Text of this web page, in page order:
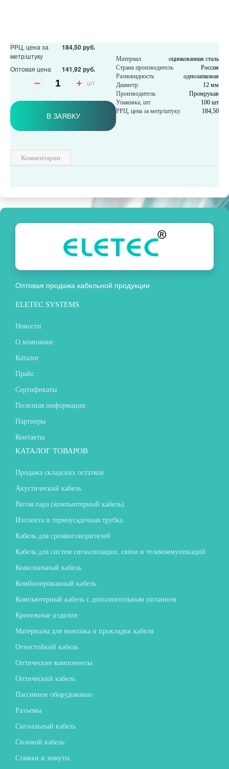
РРЦ, цена за
метр/штуку
184,50 руб.
Оптовая цена 141,92 руб.
шт
В ЗАЯВКУ
Материал
оцинкованная сталь
Страна производитель
Россия
Разновидность
однолапковая
Диаметр
12 мм
Производитель
Промрукав
Упаковка, шт.
100 шт
РРЦ, цена за метр/штуку
184,50
Комментарии
Оптовая продажа кабельной продукции
ELETEC SYSTEMS
Новости
О компании
Каталог
Прайс
Сертификаты
Полезная информация
Партнеры
Контакты
КАТАЛОГ ТОВАРОВ
Продажа складских остатков
Акустический кабель
Витая пара (компьютерный кабель)
Изолента и термоусадочная трубка
Кабель для громкоговорителей
Кабель для систем сигнализации, связи и телекоммуникаций
Коаксиальный кабель
Комбинированный кабель
Компьютерный кабель с дополнительным питанием
Крепежные изделия
Материалы для монтажа и прокладки кабеля
Огнестойкий кабель
Оптические компоненты
Оптический кабель
Пассивное оборудование
Разъемы
Сигнальный кабель
Силовой кабель
Стяжки и хомуты